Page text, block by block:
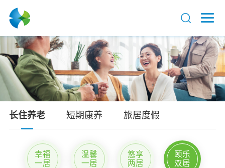
长住养老 短期康养 旅居度假
幸福
一居
温馨
一居
悠享
两居
颐乐
双居